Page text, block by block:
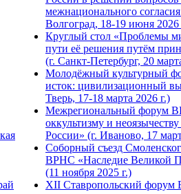
межнационального
Волгоград, 18-19 июня 2026
Круглый стол «Проблемы
пути её решения путём
(г. Санкт-Петербург, 20
Молодёжный культурный
исток: цивилизационный
Тверь, 17-18 марта 2026 г.)
Межрегиональный форум
оккультизму и
России» (г. Иваново, 17
Соборный съезд
ВРНС «Наследие Великой
(11 ноября 2025 г.)
XII Ставропольский